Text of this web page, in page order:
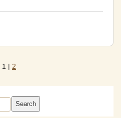
1 | 2
Search